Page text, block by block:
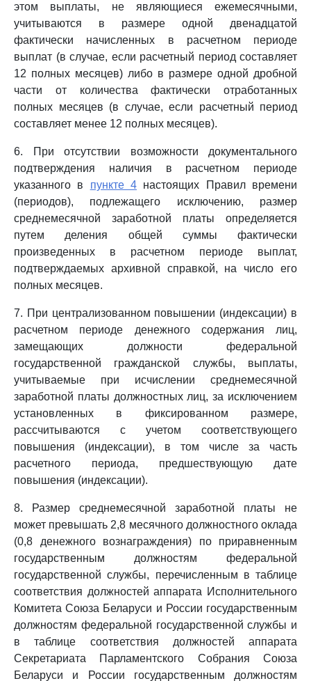
этом выплаты, не являющиеся ежемесячными,
учитываются в размере одной двенадцатой
фактически начисленных в расчетном периоде
выплат (в случае, если расчетный период составляет
12 полных месяцев) либо в размере одной дробной
части от количества фактически отработанных
полных месяцев (в случае, если расчетный период
составляет менее 12 полных месяцев).
6. При отсутствии возможности документального
подтверждения наличия в расчетном периоде
указанного в пункте 4 настоящих Правил времени
(периодов), подлежащего исключению, размер
среднемесячной заработной платы определяется
путем деления общей суммы фактически
произведенных в расчетном периоде выплат,
подтверждаемых архивной справкой, на число его
полных месяцев.
7. При централизованном повышении (индексации) в
расчетном периоде денежного содержания лиц,
замещающих должности федеральной
государственной гражданской службы, выплаты,
учитываемые при исчислении среднемесячной
заработной платы должностных лиц, за исключением
установленных в фиксированном размере,
рассчитываются с учетом соответствующего
повышения (индексации), в том числе за часть
расчетного периода, предшествующую дате
повышения (индексации).
8. Размер среднемесячной заработной платы не
может превышать 2,8 месячного должностного оклада
(0,8 денежного вознаграждения) по приравненным
государственным должностям федеральной
государственной службы, перечисленным в таблице
соответствия должностей аппарата Исполнительного
Комитета Союза Беларуси и России государственным
должностям федеральной государственной службы и
в таблице соответствия должностей аппарата
Секретариата Парламентского Собрания Союза
Беларуси и России государственным должностям